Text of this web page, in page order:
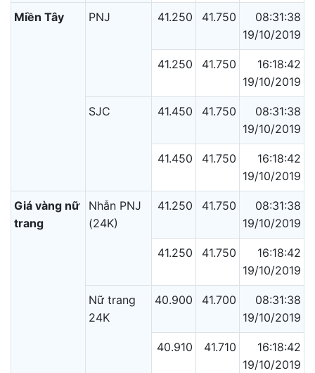
Miền Tây PNJ 41.250 41.750
08:31:38
19/10/2019
41.250 41.750
16:18:42
19/10/2019
SJC 41.450 41.750
08:31:38
19/10/2019
41.450 41.750
16:18:42
19/10/2019
Giá vàng nữ
trang
Nhẫn PNJ
(24K)
41.250 41.750
08:31:38
19/10/2019
41.250 41.750
16:18:42
19/10/2019
Nữ trang
24K
40.900 41.700
08:31:38
19/10/2019
40.910 41.710
16:18:42
19/10/2019